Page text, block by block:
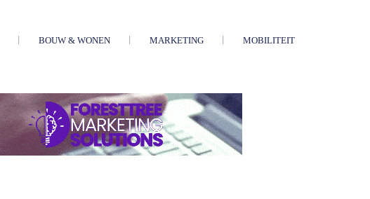
BOUW & WONEN MARKETING MOBILITEIT